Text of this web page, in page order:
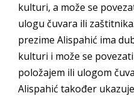
kulturi, a može se
ulogu čuvara ili
prezime Alispahić ima
kulturi i može se
položajem ili ulogom
Alispahić također